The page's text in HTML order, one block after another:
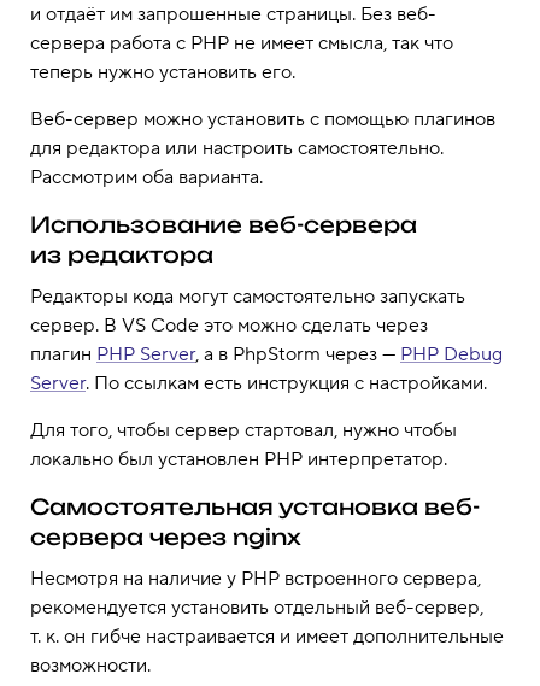
и отдаёт им запрошенные страницы. Без веб-
сервера работа с PHP не имеет смысла, так что
теперь нужно установить его.
Веб-сервер можно установить с помощью плагинов
для редактора или настроить самостоятельно.
Рассмотрим оба варианта.
Использование веб-сервера
из редактора
Редакторы кода могут самостоятельно запускать
сервер. В VS Code это можно сделать через
плагин PHP Server, а в PhpStorm через — PHP Debug
Server. По ссылкам есть инструкция с настройками.
Для того, чтобы сервер стартовал, нужно чтобы
локально был установлен PHP интерпретатор.
Самостоятельная установка веб-
сервера через nginx
Несмотря на наличие у PHP встроенного сервера,
рекомендуется установить отдельный веб-сервер,
т. к. он гибче настраивается и имеет дополнительные
возможности.